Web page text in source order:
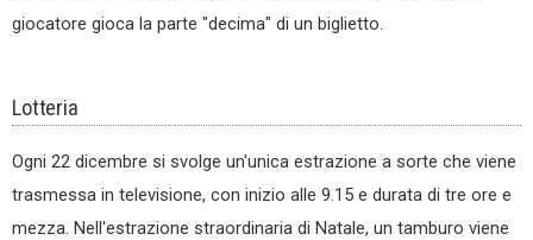
giocatore gioca la parte "decima" di un biglietto.
Lotteria
Ogni 22 dicembre si svolge un'unica estrazione a sorte che viene
trasmessa in televisione, con inizio alle 9.15 e durata di tre ore e
mezza. Nell'estrazione straordinaria di Natale, un tamburo viene